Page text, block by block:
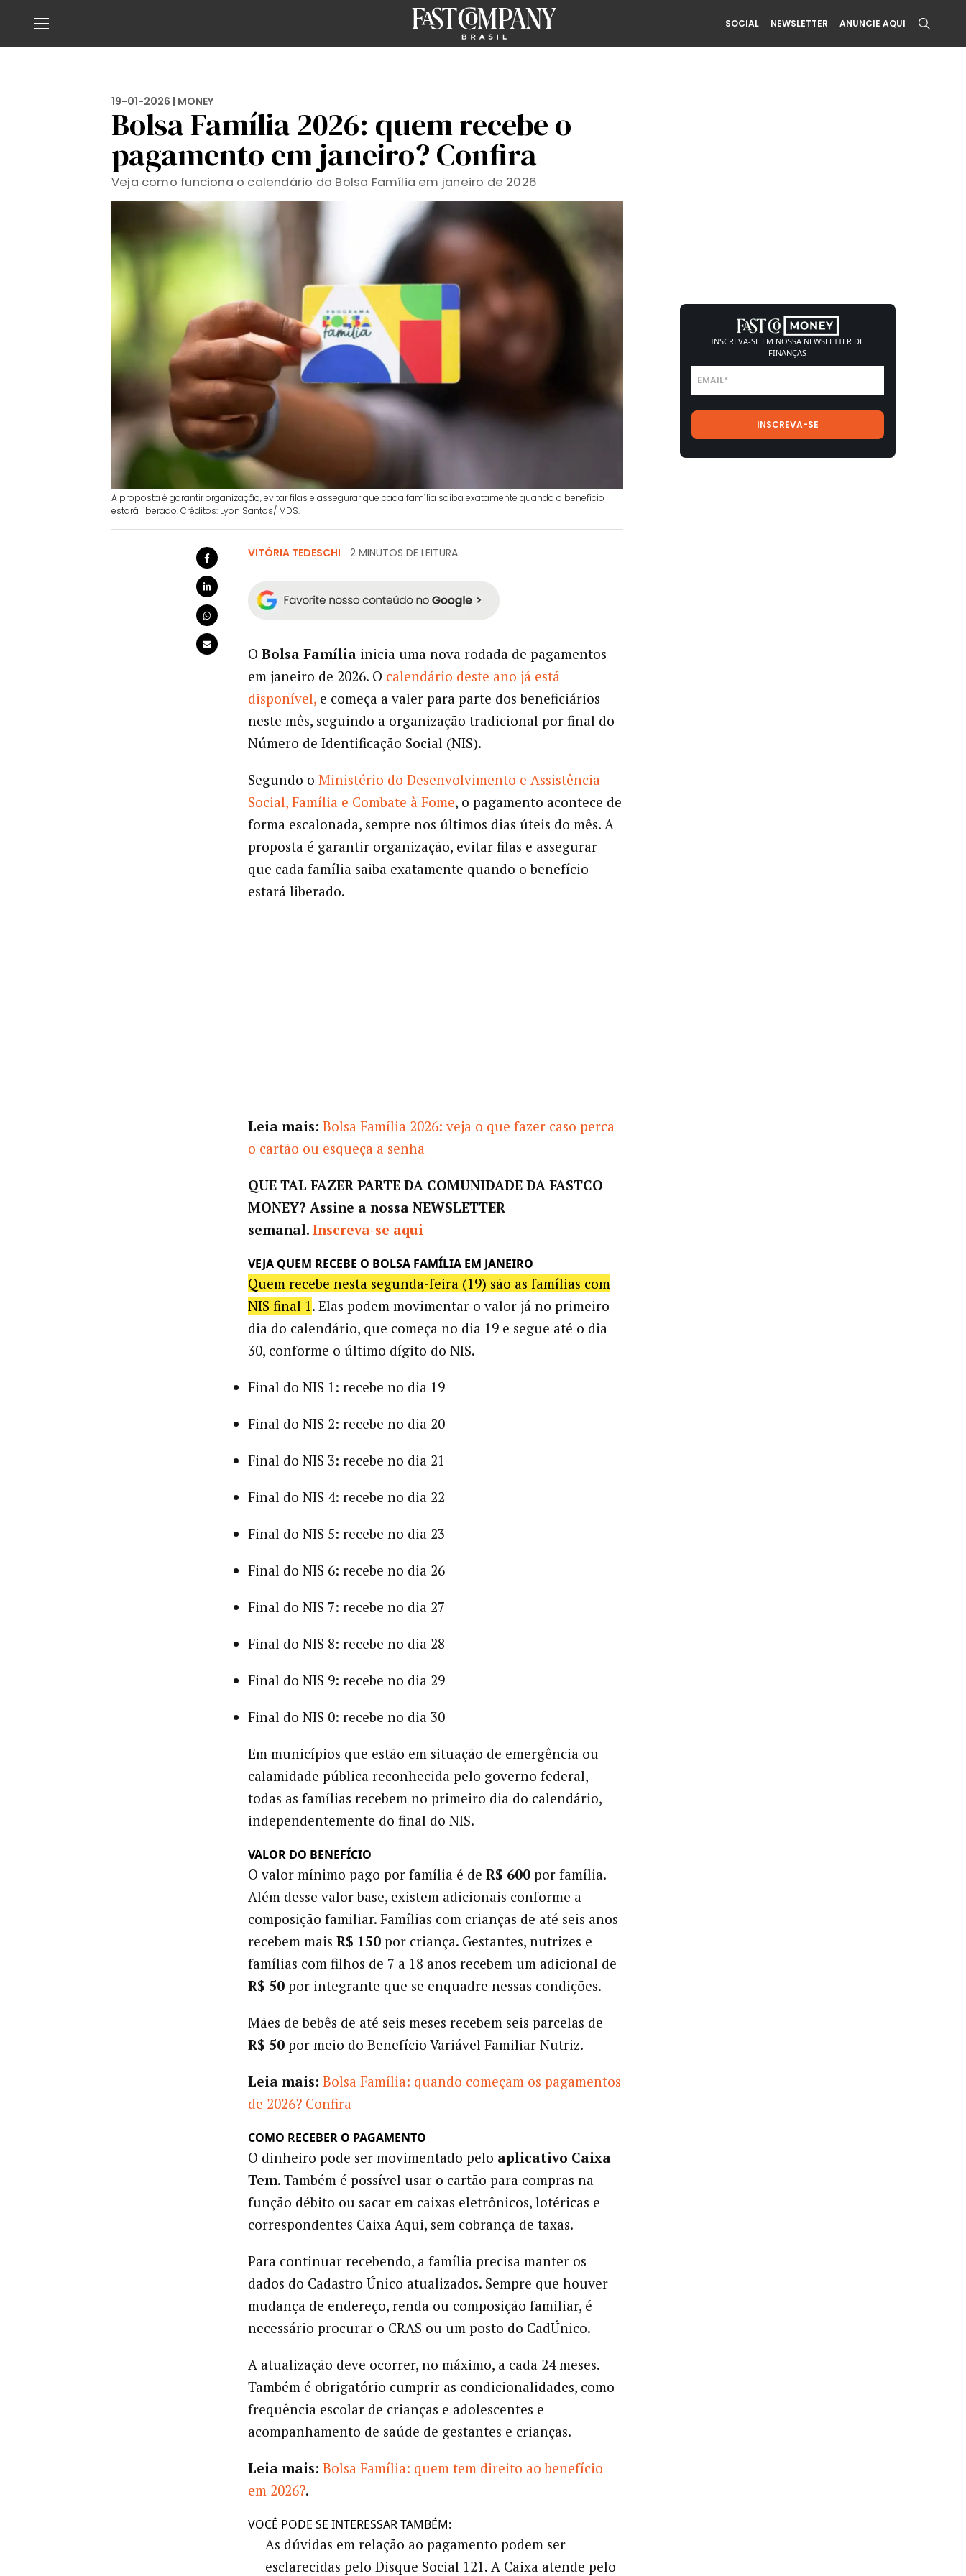
SOCIAL NEWSLETTER ANUNCIE AQUI
19-01-2026 | MONEY
Bolsa Família 2026: quem recebe o
pagamento em janeiro? Confira
Veja como funciona o calendário do Bolsa Família em janeiro de 2026
A proposta é garantir organização, evitar filas e assegurar que cada família saiba exatamente quando o benefício
estará liberado. Créditos: Lyon Santos/ MDS.
VITÓRIA TEDESCHI 2 MINUTOS DE LEITURA
O Bolsa Famíliainicia uma nova rodada de pagamentos
em janeiro de 2026. O calendário deste ano já está
disponível,e começa a valer para parte dos beneficiários
neste mês, seguindo a organização tradicional por final do
Número de Identificação Social (NIS).
Segundo o Ministério do Desenvolvimento e Assistência
Social, Família e Combate à Fome, o pagamento acontece de
forma escalonada, sempre nos últimos dias úteis do mês. A
proposta é garantir organização, evitar filas e assegurar
que cada família saiba exatamente quando o benefício
estará liberado.
Leia mais: Bolsa Família 2026: veja o que fazer caso perca
o cartão ou esqueça a senha
QUE TAL FAZER PARTE DA COMUNIDADE DA FASTCO
MONEY? Assine a nossa NEWSLETTER
semanal. Inscreva-se aqui
VEJA QUEM RECEBE O BOLSA FAMÍLIA EM JANEIRO
Quem recebe nesta segunda-feira (19) são as famílias com
NIS final 1. Elas podem movimentar o valor já no primeiro
dia do calendário, que começa no dia 19 e segue até o dia
30, conforme o último dígito do NIS.
Final do NIS 1: recebe no dia 19
Final do NIS 2: recebe no dia 20
Final do NIS 3: recebe no dia 21
Final do NIS 4: recebe no dia 22
Final do NIS 5: recebe no dia 23
Final do NIS 6: recebe no dia 26
Final do NIS 7: recebe no dia 27
Final do NIS 8: recebe no dia 28
Final do NIS 9: recebe no dia 29
Final do NIS 0: recebe no dia 30
Em municípios que estão em situação de emergência ou
calamidade pública reconhecida pelo governo federal,
todas as famílias recebem no primeiro dia do calendário,
independentemente do final do NIS.
VALOR DO BENEFÍCIO
O valor mínimo pago por família é de R$ 600por família.
Além desse valor base, existem adicionais conforme a
composição familiar. Famílias com crianças de até seis anos
recebem mais R$ 150 por criança. Gestantes, nutrizes e
famílias com filhos de 7 a 18 anos recebem um adicional de
R$ 50 por integrante que se enquadre nessas condições.
Mães de bebês de até seis meses recebem seis parcelas de
R$ 50por meio do Benefício Variável Familiar Nutriz.
Leia mais: Bolsa Família: quando começam os pagamentos
de 2026? Confira
COMO RECEBER O PAGAMENTO
O dinheiro pode ser movimentado pelo aplicativo Caixa
Tem. Também é possível usar o cartão para compras na
função débito ou sacar em caixas eletrônicos, lotéricas e
correspondentes Caixa Aqui, sem cobrança de taxas.
Para continuar recebendo, a família precisa manter os
dados do Cadastro Único atualizados. Sempre que houver
mudança de endereço, renda ou composição familiar, é
necessário procurar o CRAS ou um posto do CadÚnico.
A atualização deve ocorrer, no máximo, a cada 24 meses.
Também é obrigatório cumprir as condicionalidades, como
frequência escolar de crianças e adolescentes e
acompanhamento de saúde de gestantes e crianças.
Leia mais: Bolsa Família: quem tem direito ao benefício
em 2026?.
VOCÊ PODE SE INTERESSAR TAMBÉM:
As dúvidas em relação ao pagamento podem ser
esclarecidas pelo Disque Social 121. A Caixa atende pelo
INSCREVA-SE EM NOSSA NEWSLETTER DE
FINANÇAS